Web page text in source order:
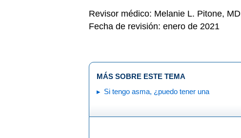
Revisor médico: Melanie L. Pitone, MD
Fecha de revisión: enero de 2021
MÁS SOBRE ESTE TEMA
Si tengo asma, ¿puedo tener una